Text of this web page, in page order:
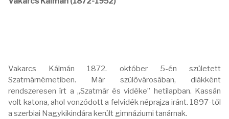
Vakarcs Kálmán 1872. október 5-én született
Szatmárnémetiben. Már szülővárosában, diákként
rendszeresen írt a „Szatmár és vidéke” hetilapban. Kassán
volt katona, ahol vonzódott a felvidék néprajza iránt. 1897-től
a szerbiai Nagykikindára került gimnáziumi tanárnak.